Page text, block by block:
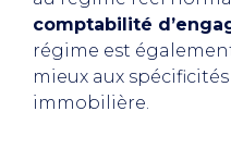
comptabilité
régime est
mieux aux
immobilière.